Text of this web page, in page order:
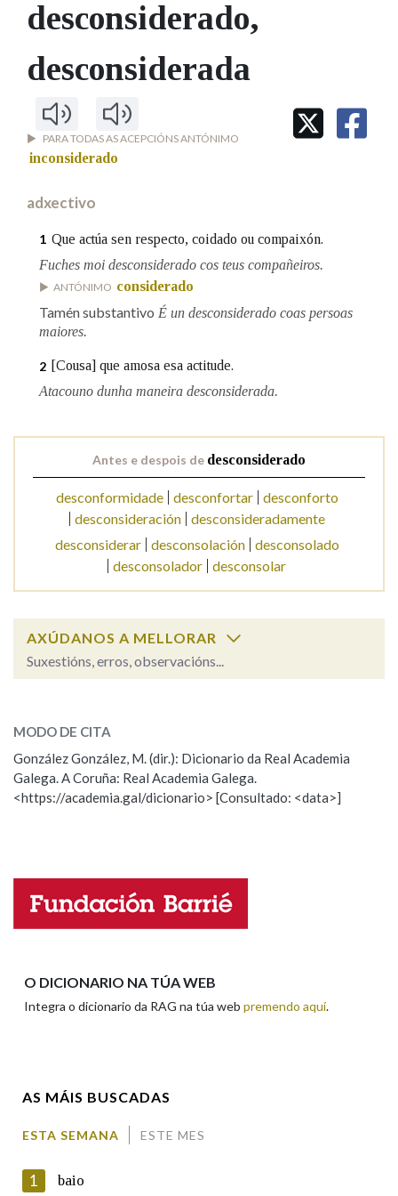
IDENTIDADE CORPORATIVA
MARCIAL DEL ADALID
CASA-MUSEO EMILIA PARDO
BAZÁN
FIGURAS HOMENAXEADAS
60 ANOS DLG
PRIMAVERA DAS LETRAS
PORTAL DAS PALABRAS
Facebook
TwitterYoutubeInstagram
Bluesky
BUSCAR NOS LEMAS
Comeza por
Remata por
Contén
BUSCAR NO CONTIDO
Nas definicións
OUTRAS OPCIÓNS DE BUSCA
Marcas gramaticais
Pertence a
desconsiderado,
desconsiderada
PARA TODAS AS ACEPCIÓNS ANTÓNIMO
inconsiderado
adxectivo
1 Que actúa sen respecto, coidado ou compaixón.
Fuches moi desconsiderado cos teus compañeiros.
ANTÓNIMO considerado
Tamén substantivo É un desconsiderado coas persoas
maiores.
2 [Cousa] que amosa esa actitude.
Atacouno dunha maneira desconsiderada.
Antes e despois de desconsiderado
desconformidade desconfortar
desconforto
desconsideración
desconsideradamente
desconsiderar
desconsolación
desconsolado
desconsolador desconsolar
AXÚDANOS A MELLORAR
Suxestións, erros, observacións...
ESCOLLE UNHA OPCIÓN:
Observación Hai un erro na palabra
Propoño mellorar a definición
Nome
MODO DE CITA
González González, M. (dir.): Dicionario da Real Academia
Galega. A Coruña: Real Academia Galega.
<https://academia.gal/dicionario> [Consultado: <data>]
O DICIONARIO NA TÚA WEB
Integra o dicionario da RAG na túa web premendo aquí.
AS MÁIS BUSCADAS
ESTA SEMANA ESTE MES
1 baio